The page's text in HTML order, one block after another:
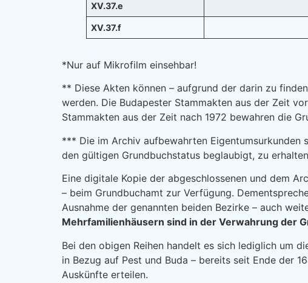
XV.37.e
XV.37.f
*Nur auf Mikrofilm einsehbar!
** Diese Akten können – aufgrund der darin zu
werden. Die Budapester Stammakten aus der Zeit
Stammakten aus der Zeit nach 1972 bewahren die
*** Die im Archiv aufbewahrten Eigentumsurkunden
den gültigen Grundbuchstatus beglaubigt, zu
Eine digitale Kopie der abgeschlossenen und dem
– beim Grundbuchamt zur Verfügung.
Ausnahme der genannten beiden Bezirke – auch
Mehrfamilienhäusern sind in der Verwahrung der
Bei den obigen Reihen handelt es sich lediglich um
in Bezug auf Pest und Buda – bereits seit Ende der
Auskünfte erteilen.